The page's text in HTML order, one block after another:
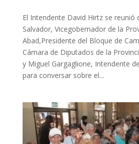
El Intendente David Hirtz se reunió
Salvador, Vicegobernador de la
Abad,Presidente del Bloque de
Cámara de Diputados de la
y Miguel Gargaglione, Intendente
para conversar sobre el...